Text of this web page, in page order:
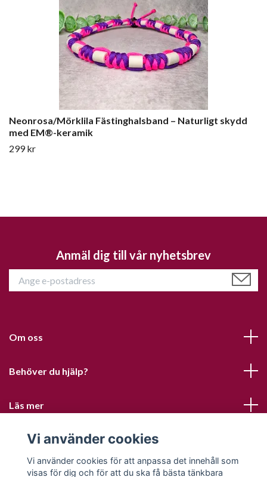
Neonrosa/Mörklila Fästinghalsband – Naturligt skydd
med EM®-keramik
299 kr
Anmäl dig till vår nyhetsbrev
Om oss
Behöver du hjälp?
Läs mer
Sociala medier
Vi använder cookies
Vi använder cookies för att anpassa det innehåll som
visas för dig och för att du ska få bästa tänkbara